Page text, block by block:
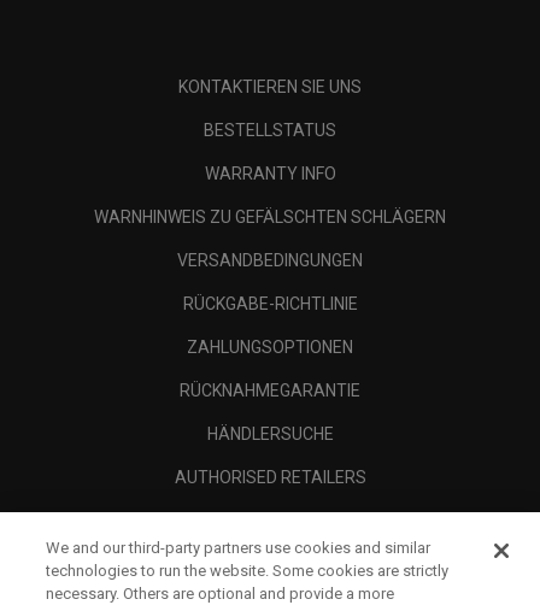
KONTAKTIEREN SIE UNS
BESTELLSTATUS
WARRANTY INFO
WARNHINWEIS ZU GEFÄLSCHTEN SCHLÄGERN
VERSANDBEDINGUNGEN
RÜCKGABE-RICHTLINIE
ZAHLUNGSOPTIONEN
RÜCKNAHMEGARANTIE
HÄNDLERSUCHE
AUTHORISED RETAILERS
UNTERNEHMENSPROFIL
We and our third-party partners use cookies and similar
technologies to run the website. Some cookies are strictly
necessary. Others are optional and provide a more